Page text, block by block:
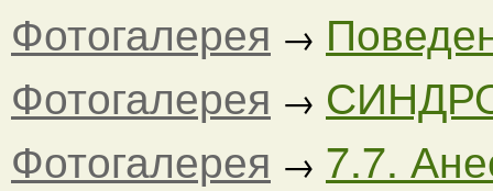
Фотогалерея →
Фотогалерея →
Фотогалерея → 7.7.